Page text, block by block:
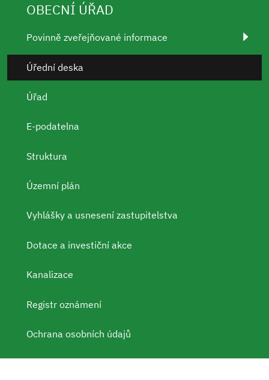
OBECNÍ ÚŘAD
Povinně zveřejňované informace
Úřední deska
Úřad
E-podatelna
Struktura
Územní plán
Vyhlášky a usnesení zastupitelstva
Dotace a investiční akce
Kanalizace
Registr oznámení
Ochrana osobních údajů